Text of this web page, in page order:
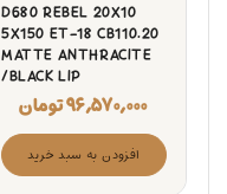
D680 REBEL 20X10
5X150 ET-18 CB110.20
MATTE ANTHRACITE
/BLACK LIP
۹۶,۵۷۰,۰۰۰تومان
افزودن به سبد خرید